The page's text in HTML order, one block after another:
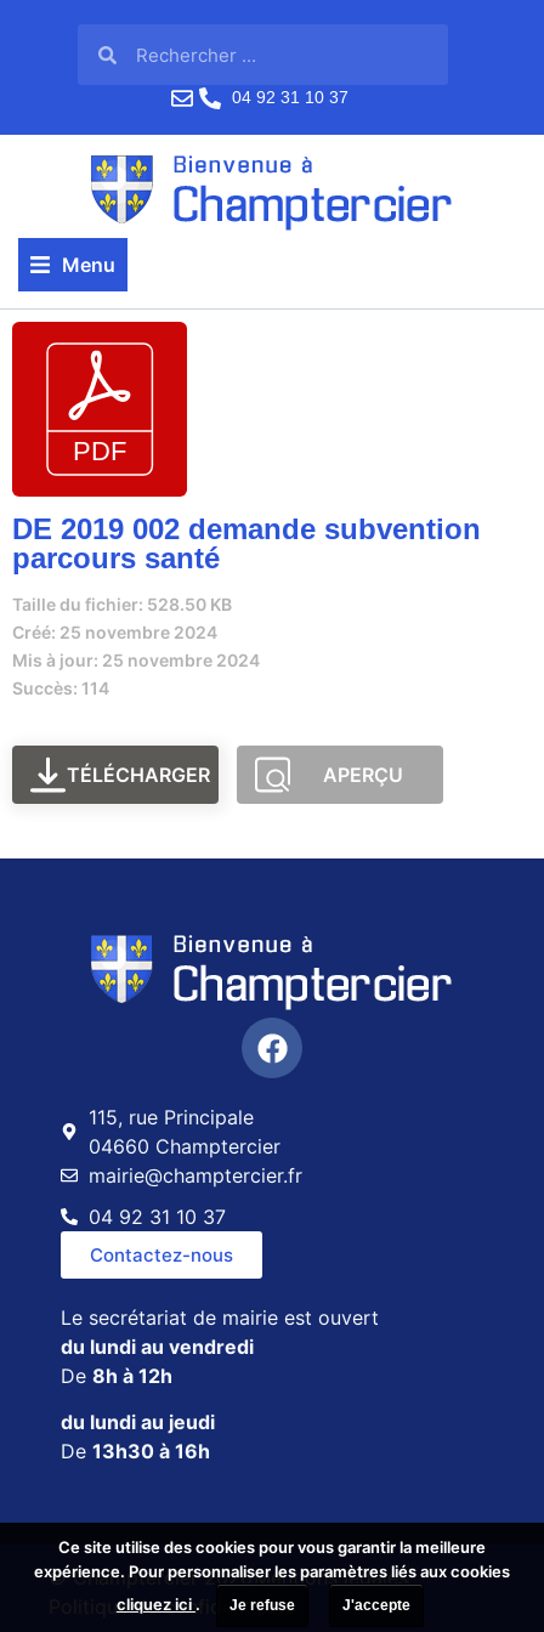
04 92 31 10 37
Menu
DE 2019 002 demande subvention
parcours santé
Taille du fichier: 528.50 KB
Créé: 25 novembre 2024
Mis à jour: 25 novembre 2024
Succès: 114
TÉLÉCHARGER APERÇU
115, rue Principale
04660 Champtercier
mairie@champtercier.fr
04 92 31 10 37
Contactez-nous
Le secrétariat de mairie est ouvert
du lundi au vendredi
De 8h à 12h
du lundi au jeudi
De 13h30 à 16h
© Champtercier 2026Mentions légales
Politique de confidentialité
Ce site utilise des cookies pour vous garantir la meilleure
expérience. Pour personnaliser les paramètres liés aux cookies
cliquez ici . Je refuse J'accepte
Ce site utilise des cookies pour vous garantir la meilleure
expérience. Pour personnaliser les paramètres liés aux cookies
cliquez ici . Je refuse J'accepte